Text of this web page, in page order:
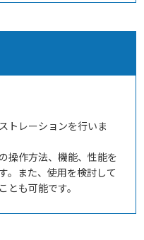
トレーションを行いま
操作方法、機能、性能を
。また、使用を検討して
も可能です。